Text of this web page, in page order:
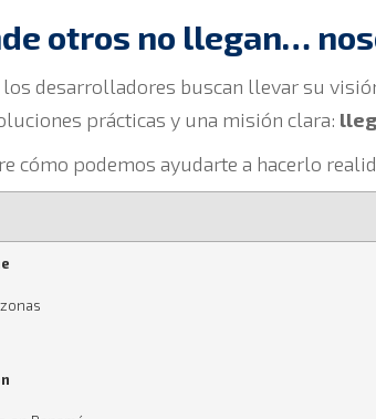
otros no llegan…
los desarrolladores buscan llevar su
prácticas y una misión clara:
cómo podemos ayudarte a hacerlo